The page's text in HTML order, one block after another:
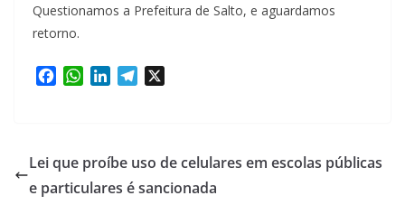
Questionamos a Prefeitura de Salto, e aguardamos
retorno.
b
o
o
W
s
A
p
e
d
I
g
r
a
Lei que proíbe uso de celulares em escolas públicas
e particulares é sancionada